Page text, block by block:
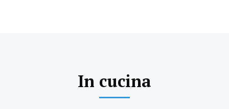
In cucina